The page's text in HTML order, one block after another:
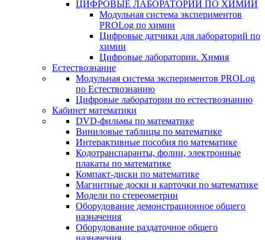
ЦИФРОВЫЕ ЛАБОРАТОРИИ ПО ХИМИИ
Модульная система экспериментов
PROLog по химии
Цифровые датчики для лабораторий по
химии
Цифровые лаборатории. Химия
Естествознание
Модульная система экспериментов PROLog
по Естествознанию
Цифровые лаборатории по естествознанию
Кабинет математики
DVD-фильмы по математике
Виниловые таблицы по математике
Интерактивные пособия по математике
Кодотранспаранты, фолии, электронные
плакаты по математике
Компакт-диски по математике
Магнитные доски и карточки по математике
Модели по стереометрии
Оборудование демонстрационное общего
назначения
Оборудование раздаточное общего
назначения